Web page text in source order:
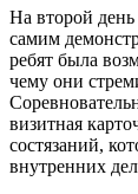
На второй
самим
ребят была
чему они
визитная
состязаний,
внутренних